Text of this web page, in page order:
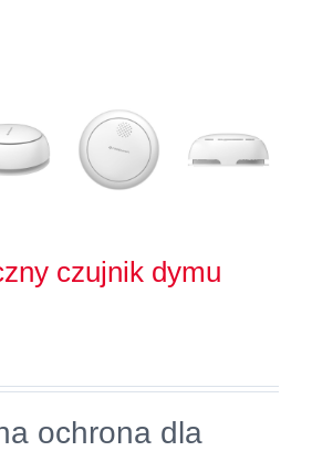
czujnik dymu
ochrona dla